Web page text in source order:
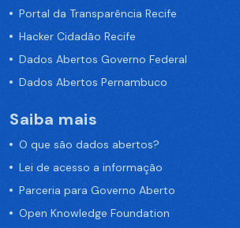
Portal da Transparência Recife
Hacker Cidadão Recife
Dados Abertos Governo Federal
Dados Abertos Pernambuco
Saiba mais
O que são dados abertos?
Lei de acesso a informação
Parceria para Governo Aberto
Open Knowledge Foundation